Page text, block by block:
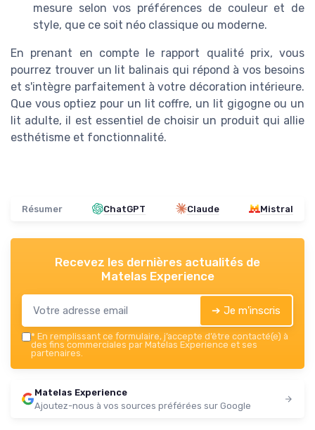
mesure selon vos préférences de couleur et de
style, que ce soit néo classique ou moderne.
En prenant en compte le rapport qualité prix, vous
pourrez trouver un lit balinais qui répond à vos besoins
et s'intègre parfaitement à votre décoration intérieure.
Que vous optiez pour un lit coffre, un lit gigogne ou un
lit adulte, il est essentiel de choisir un produit qui allie
esthétisme et fonctionnalité.
Résumer ChatGPT Claude Mistral
Recevez les dernières actualités de
Matelas Experience
➔ Je m'inscris
* En remplissant ce formulaire, j’accepte d’être contacté(e) à
des fins commerciales par Matelas Experience et ses
partenaires.
Matelas Experience
Ajoutez-nous à vos sources préférées sur Google